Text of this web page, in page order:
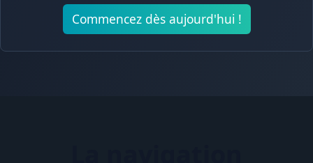
Commencez dès aujourd'hui !